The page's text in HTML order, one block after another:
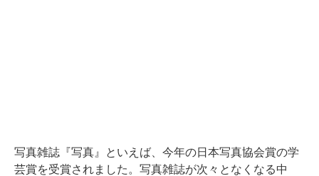
写真雑誌『写真』といえば、今年の日本写真協会賞の学
芸賞を受賞されました。写真雑誌が次々となくなる中